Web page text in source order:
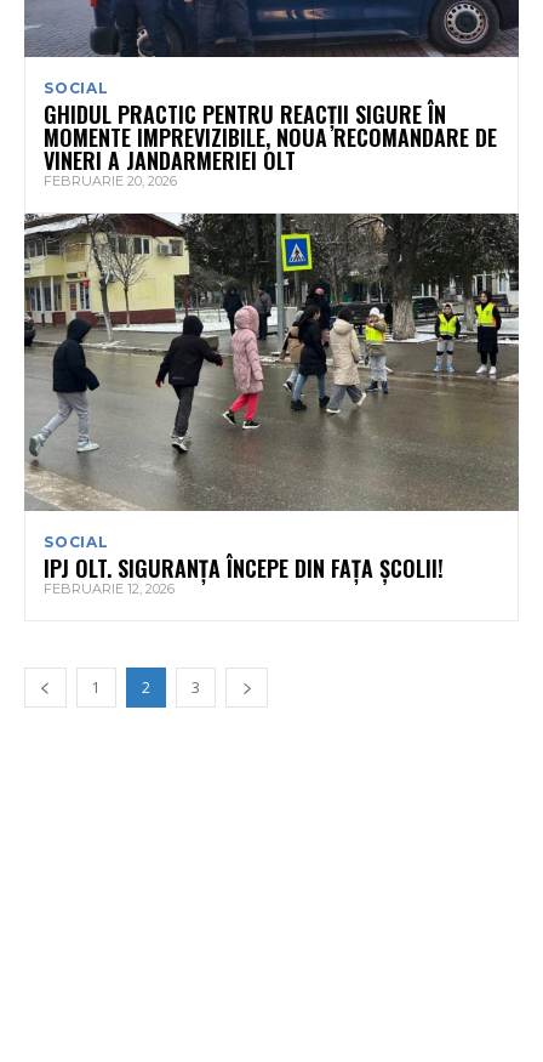
SOCIAL
GHIDUL PRACTIC PENTRU REACȚII SIGURE ÎN
MOMENTE IMPREVIZIBILE, NOUA RECOMANDARE DE
VINERI A JANDARMERIEI OLT
FEBRUARIE 20, 2026
SOCIAL
IPJ OLT. SIGURANȚA ÎNCEPE DIN FAȚA ȘCOLII!
FEBRUARIE 12, 2026
1 2 3